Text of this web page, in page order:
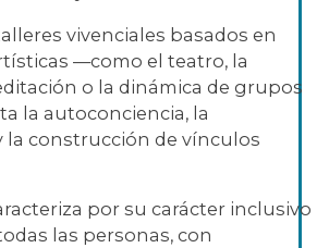
vivenciales basados en
—como el teatro, la
o la dinámica de grupos
la autoconciencia, la
la construcción de vínculos
por su carácter inclusivo
las personas, con